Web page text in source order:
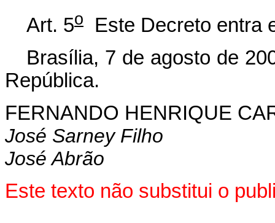
Art. 5o
Este Decreto entra
Brasília, 7 de agosto de
República.
FERNANDO HENRIQUE
José Sarney Filho
José Abrão
Este texto não substitui o